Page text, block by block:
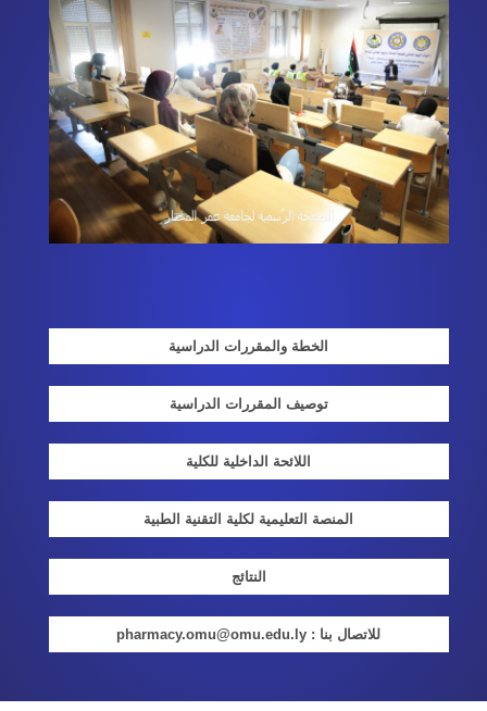
الخطة والمقررات الدراسية
توصيف المقررات الدراسية
اللائحة الداخلية للكلية
المنصة التعليمية لكلية التقنية الطبية
النتائج
للاتصال بنا : pharmacy.omu@omu.edu.ly